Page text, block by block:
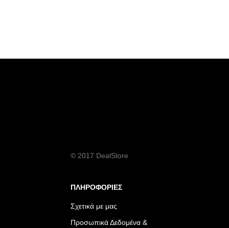
© 2017 DealStore
ΠΛΗΡΟΦΟΡΙΕΣ
Σχετικά με μας
Προσωπικά Δεδομένα &